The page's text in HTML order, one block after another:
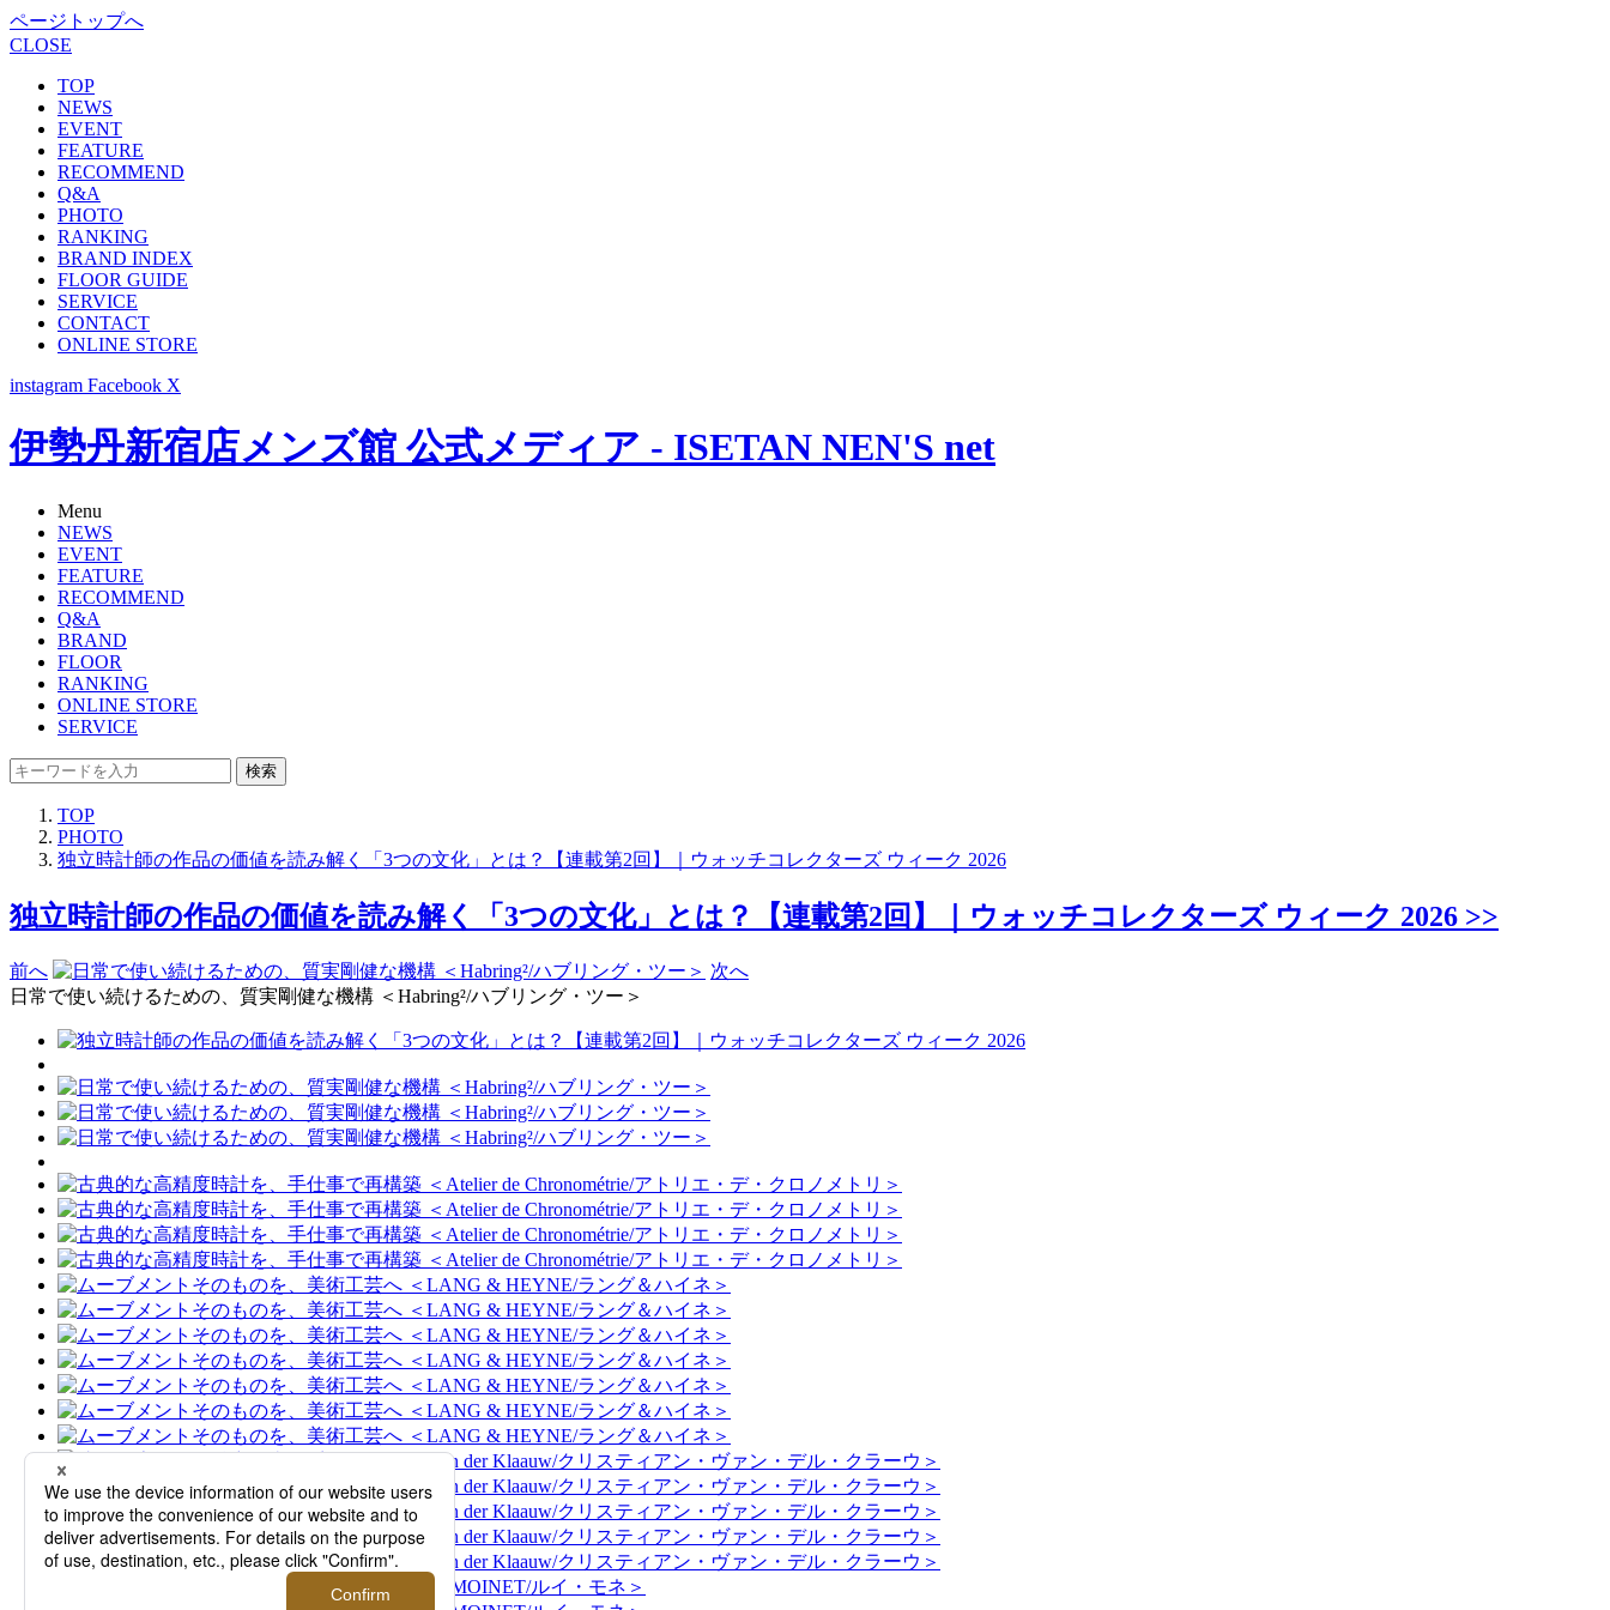
ページトップへ
CLOSE
TOP
NEWS
EVENT
FEATURE
RECOMMEND
Q&A
PHOTO
RANKING
BRAND INDEX
FLOOR GUIDE
SERVICE
CONTACT
ONLINE STORE
instagram Facebook X
伊勢丹新宿店メンズ館 公式メディア - ISETAN NEN'S net
Menu
NEWS
EVENT
FEATURE
RECOMMEND
Q&A
BRAND
FLOOR
RANKING
ONLINE STORE
SERVICE
検索
TOP
PHOTO
独立時計師の作品の価値を読み解く「3つの文化」とは？【連載第2回】｜ウォッチコレクターズ ウィーク 2026
独立時計師の作品の価値を読み解く「3つの文化」とは？【連載第2回】｜ウォッチコレクターズ ウィーク 2026 >>
前へ
次へ
日常で使い続けるための、質実剛健な機構 ＜Habring²/ハブリング・ツー＞